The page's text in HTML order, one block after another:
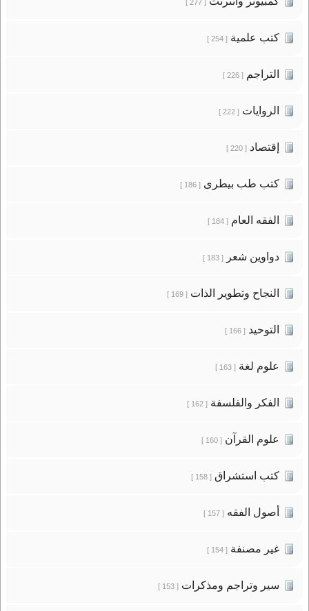
[ 277 ]
كتب علمية[ 254 ]
التراجم[ 226 ]
الروايات[ 222 ]
إقتصاد[ 220 ]
كتب طب بيطرى[ 186 ]
الفقه العام[ 184 ]
دواوين شعر[ 183 ]
النجاح وتطوير الذات[ 169 ]
التوحيد[ 166 ]
علوم لغة[ 163 ]
الفكر والفلسفة[ 162 ]
علوم القرآن[ 160 ]
كتب استشراق[ 158 ]
أصول الفقه[ 157 ]
غير مصنفة[ 154 ]
سير وتراجم ومذكرات[ 153 ]